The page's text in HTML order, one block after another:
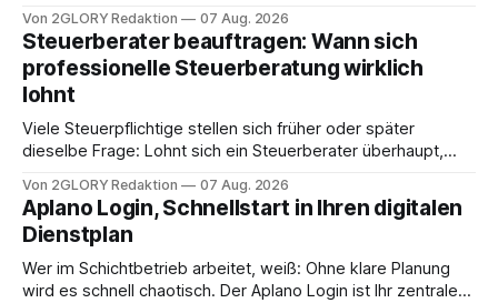
angewiesen ist, stellt sich für Familien eine schwierige
Frage: Muss die Versorgung dauerhaft in der Klinik bleiben –
oder ist ein Leben zu Hause möglich? Die außerklinische
Intensivpflege bietet genau diese Alternative: Sie
Von 2GLORY Redaktion 07 Aug. 2026
Steuerberater beauftragen: Wann sich
professionelle Steuerberatung wirklich
lohnt
Viele Steuerpflichtige stellen sich früher oder später
dieselbe Frage: Lohnt sich ein Steuerberater überhaupt,
erledigen? Die kurze Antwort: Bei einfachen
Einkommensverhältnissen reicht häufig eine Steuersoftware
aus – sobald jedoch mehrere Einkunftsarten
zusammentreffen oder größere finanzielle Veränderungen
anstehen, zahlt sich professionelle Unterstützung meist
Von 2GLORY Redaktion 07 Aug. 2026
Aplano Login, Schnellstart in Ihren digitalen
Dienstplan
Wer im Schichtbetrieb arbeitet, weiß: Ohne klare Planung
wird es schnell chaotisch. Der Aplano Login ist Ihr zentraler